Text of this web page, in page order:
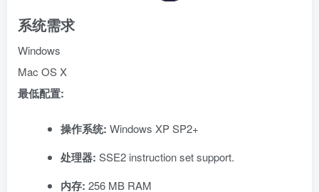
系统需求
Windows
Mac OS X
最低配置:
操作系统: Windows XP SP2+
处理器: SSE2 instruction set support.
内存: 256 MB RAM